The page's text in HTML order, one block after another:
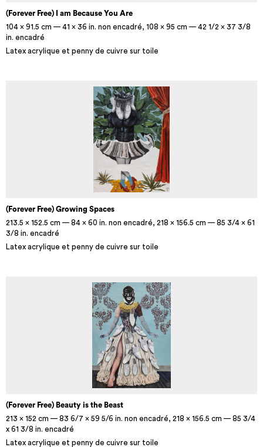
(Forever Free) I am Because You Are
104 x 91.5 cm — 41 x 36 in. non encadré, 108 x 95 cm — 42 1/2 x 37 3/8
in. encadré
Latex acrylique et penny de cuivre sur toile
(Forever Free) Growing Spaces
213.5 x 152.5 cm — 84 x 60 in. non encadré, 218 x 156.5 cm — 85 3/4 x 61
3/8 in. encadré
Latex acrylique et penny de cuivre sur toile
(Forever Free) Beauty is the Beast
213 x 152 cm — 83 6/7 x 59 5/6 in. non encadré, 218 x 156.5 cm — 85 3/4
x 61 3/8 in. encadré
Latex acrylique et penny de cuivre sur toile